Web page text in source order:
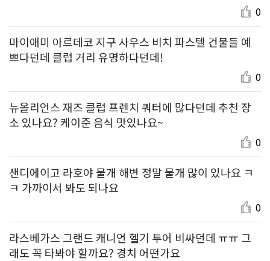
0
마이애미 아르데코 지구 사우스 비치 파스텔 건물들 예
쁘다던데 클럽 거리 유명하다던데!
0
뉴올리언스 재즈 클럽 프렌치 쿼터에 많다던데 추천 장
소 있나요? 케이준 음식 맛있나요~
0
샌디에이고 라호야 물개 해변 정말 물개 많이 있나요 ㅋ
ㅋ 가까이서 봐도 되나요
0
라스베가스 그랜드 캐니언 헬기 투어 비싸던데 ㅠㅠ 그
래도 꼭 타봐야 할까요? 경치 어떤가요